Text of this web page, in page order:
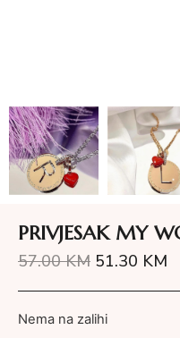
PRIVJESAK MY
57.00KM 51.30 KM
Nema na zalihi